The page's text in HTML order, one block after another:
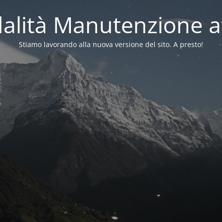
Manutenzione
Stiamo lavorando alla nuova versione del sito. A presto!